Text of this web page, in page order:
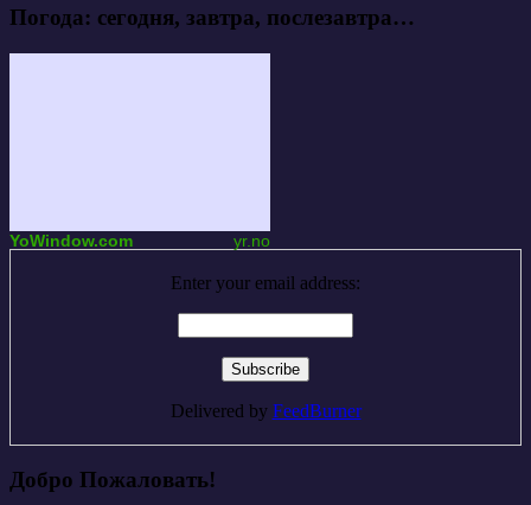
Погода: сегодня, завтра, послезавтра…
YoWindow.com yr.no
Enter your email address:
Delivered by FeedBurner
Добро Пожаловать!